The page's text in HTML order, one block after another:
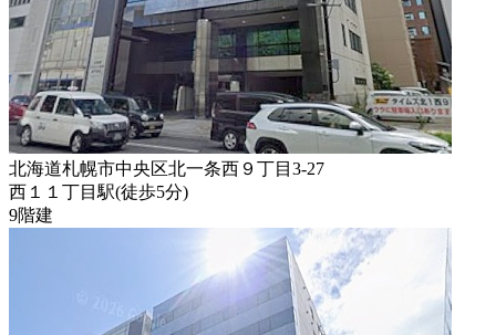
北海道札幌市中央区北一条西９丁目3-27
西１１丁目駅(徒歩5分)
9階建